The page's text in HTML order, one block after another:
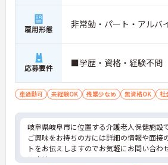
雇用形態 非常勤・パート・アルバ
応募要件 ■学歴・資格・経験不問
車通勤可 未経験OK 残業少なめ 無資格OK 社
岐阜県岐阜市に位置する介護老人保健施設で
ご興味をお持ちの方には詳細の情報や面接
トをお伝えしますのでお気軽にお問い合わ
いませ。